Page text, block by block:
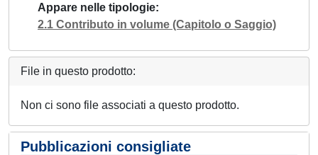
Appare nelle tipologie
2.1 Contributo in volume (Capitolo o Saggio)
File in questo prodotto:
Non ci sono file associati a questo prodotto.
Pubblicazioni consigliate